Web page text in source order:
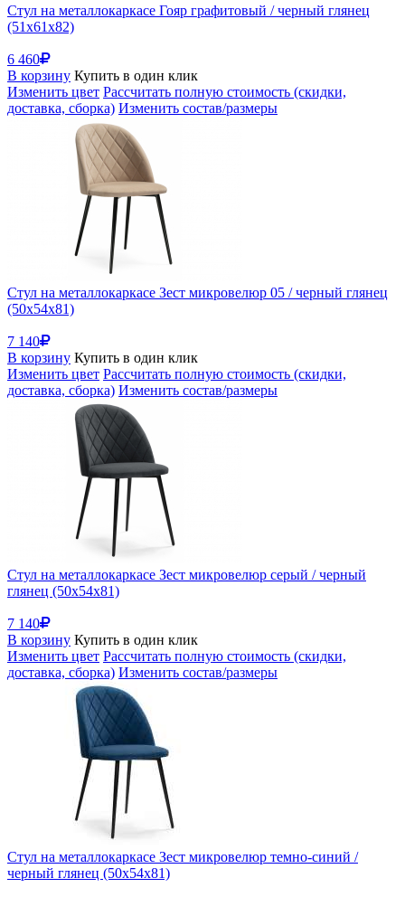
Стул на металлокаркасе Гояр графитовый / черный глянец
(51x61x82)
6 460
В корзину Купить в один клик
Изменить цвет Рассчитать полную стоимость (скидки,
доставка, сборка) Изменить состав/размеры
Стул на металлокаркасе Зест микровелюр 05 / черный глянец
(50x54x81)
7 140
В корзину Купить в один клик
Изменить цвет Рассчитать полную стоимость (скидки,
доставка, сборка) Изменить состав/размеры
Стул на металлокаркасе Зест микровелюр серый / черный
глянец (50x54x81)
7 140
В корзину Купить в один клик
Изменить цвет Рассчитать полную стоимость (скидки,
доставка, сборка) Изменить состав/размеры
Стул на металлокаркасе Зест микровелюр темно-синий /
черный глянец (50x54x81)